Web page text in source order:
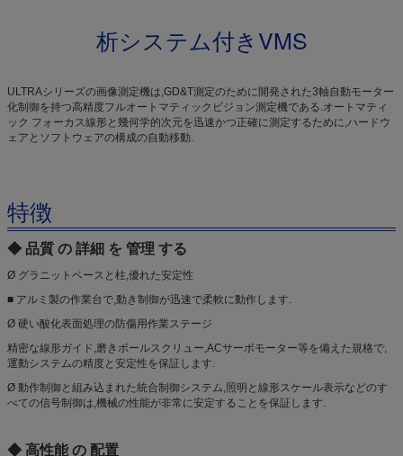
析システム付きVMS
ULTRAシリーズの画像測定機は,GD&T測定のために開発された3軸自動モーター
化制御を持つ高精度フルオートマティックビジョン測定機である.オートマティ
ック フォーカス線形と幾何学的次元を迅速かつ正確に測定するために,ハードウ
ェアとソフトウェアの構成の自動移動.
特徴
◆ 品質 の 詳細 を 管理 する
Ø グラニットベースと柱,優れた安定性
■ アルミ製の作業台で,動き制御が迅速で柔軟に動作します.
Ø 硬い酸化表面処理の防傷用作業ステージ
精密な線形ガイド,磨きボールスクリュー,ACサーボモーター等を備えた規格で,
運動システムの精度と安定性を保証します.
Ø 動作制御と組み込まれた統合制御システム,照明と線形スケール表示などのす
べての信号制御は,機械の性能が非常に安定することを保証します.
◆ 高性能 の 配置